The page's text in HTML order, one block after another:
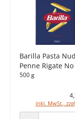
Barilla Pasta
Penne Rigate No
500 g
inkl. MwSt.,